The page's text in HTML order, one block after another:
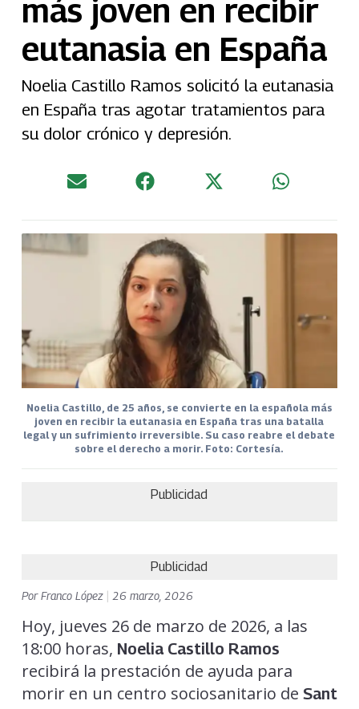
más joven en recibir
eutanasia en España
Noelia Castillo Ramos solicitó la eutanasia
en España tras agotar tratamientos para
su dolor crónico y depresión.
Noelia Castillo, de 25 años, se convierte en la española más
joven en recibir la eutanasia en España tras una batalla
legal y un sufrimiento irreversible. Su caso reabre el debate
sobre el derecho a morir. Foto: Cortesía.
Publicidad
Publicidad
PorFranco López 26 marzo, 2026
Hoy, jueves 26 de marzo de 2026, a las
18:00 horas, Noelia Castillo Ramos
recibirá la prestación de ayuda para
morir en un centro sociosanitario de Sant